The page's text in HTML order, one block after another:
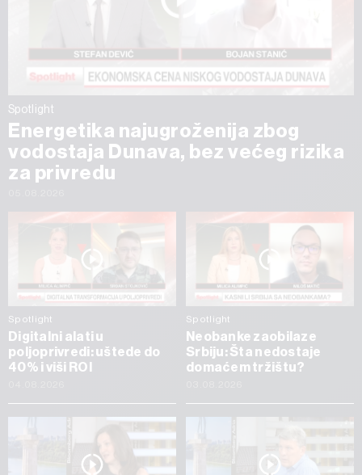
Spotlight
Energetika najugroženija zbog
vodostaja Dunava, bez većeg rizika
za privredu
Spotlight
Digitalni alati u
poljoprivredi: uštede do
40% i viši ROI
Spotlight
Neobanke zaobilaze
Srbiju: Šta nedostaje
domaćem tržištu?